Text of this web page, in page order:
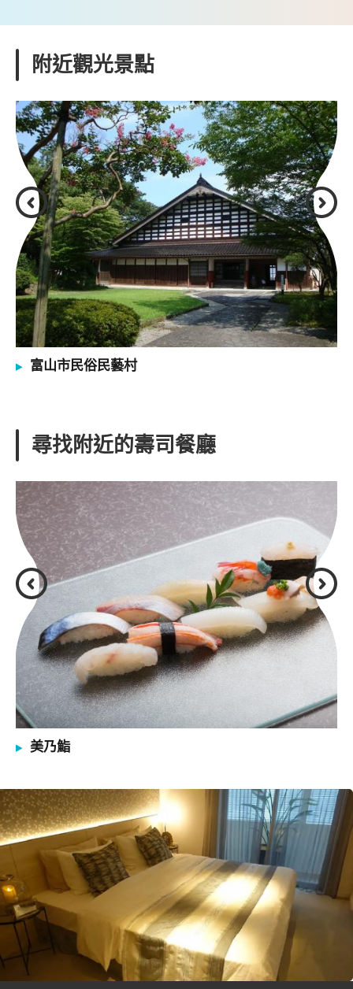
附近觀光景點
富山市民俗民藝村
尋找附近的壽司餐廳
美乃鮨